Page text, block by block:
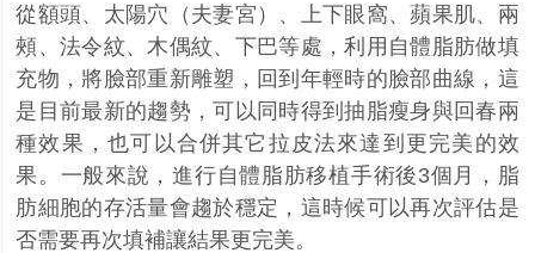
從額頭、太陽穴（夫妻宮）、上下眼窩、蘋果肌、兩
頰、法令紋、木偶紋、下巴等處，利用自體脂肪做填
充物，將臉部重新雕塑，回到年輕時的臉部曲線，這
是目前最新的趨勢，可以同時得到抽脂瘦身與回春兩
種效果，也可以合併其它拉皮法來達到更完美的效
果。一般來說，進行自體脂肪移植手術後3個月，脂
肪細胞的存活量會趨於穩定，這時候可以再次評估是
否需要再次填補讓結果更完美。